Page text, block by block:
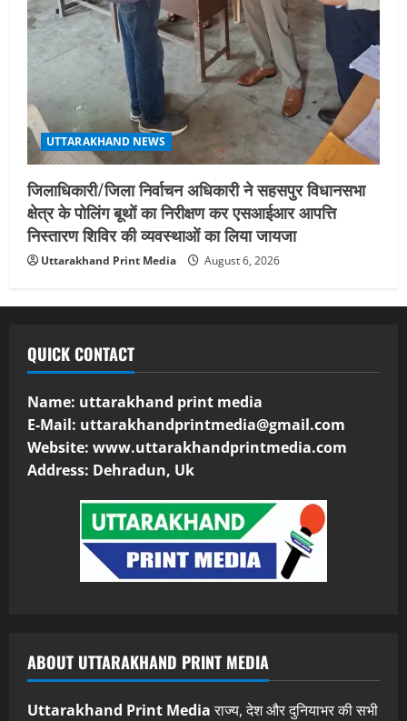
UTTARAKHAND NEWS
जिलाधिकारी/जिला निर्वाचन अधिकारी ने सहसपुर विधानसभा
क्षेत्र के पोलिंग बूथों का निरीक्षण कर एसआईआर आपत्ति
निस्तारण शिविर की व्यवस्थाओं का लिया जायजा
Uttarakhand Print Media August 6, 2026
QUICK CONTACT
Name: uttarakhand print media
E-Mail: uttarakhandprintmedia@gmail.com
Website: www.uttarakhandprintmedia.com
Address: Dehradun, Uk
ABOUT UTTARAKHAND PRINT MEDIA
Uttarakhand Print Mediaराज्य, देश और दुनियाभर की सभी